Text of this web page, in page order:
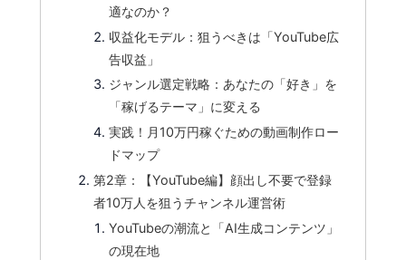
適なのか？
収益化モデル：狙うべきは「YouTube広
告収益」
ジャンル選定戦略：あなたの「好き」を
「稼げるテーマ」に変える
実践！月10万円稼ぐための動画制作ロー
ドマップ
第2章：【YouTube編】顔出し不要で登録
者10万人を狙うチャンネル運営術
YouTubeの潮流と「AI生成コンテンツ」
の現在地